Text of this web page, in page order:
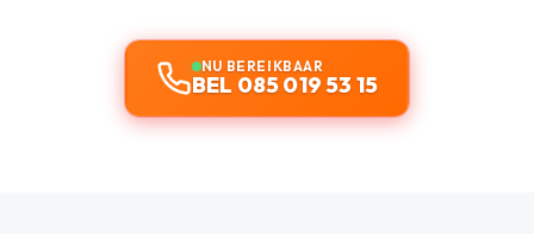
NU BEREIKBAAR
BEL 085 019 53 15